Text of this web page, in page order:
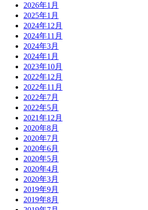
2026年1月
2025年1月
2024年12月
2024年11月
2024年3月
2024年1月
2023年10月
2022年12月
2022年11月
2022年7月
2022年5月
2021年12月
2020年8月
2020年7月
2020年6月
2020年5月
2020年4月
2020年3月
2019年9月
2019年8月